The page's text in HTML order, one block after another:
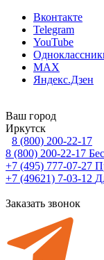
Вконтакте
Telegram
YouTube
MAX
Яндекс.Дзен
Ваш город
Иркутск
8 (800) 200-22-17
8 (800) 200-22-17
+7 (495) 777-07-27
+7 (49621) 7-03-12
Заказать звонок